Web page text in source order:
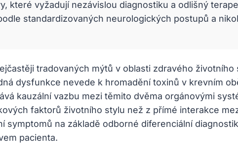
které vyžadují nezávislou diagnostiku a odlišný
standardizovaných neurologických postupů a
tradovaných mýtů v oblasti zdravého životního
dysfunkce nevede k hromadění toxinů v krevním
kauzální vazbu mezi těmito dvěma orgánovými
faktorů životního stylu než z přímé interakce
na základě odborné diferenciální
pacienta.